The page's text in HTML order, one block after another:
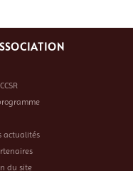
actualités
du site